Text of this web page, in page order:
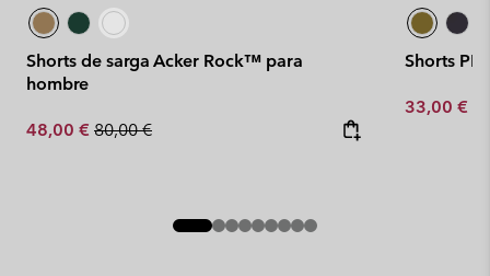
Shorts de sarga Acker Rock™ para
hombre
Sale price:
48,00 € Regular price:
80,00 €
Shorts
Minimum
33,00 €